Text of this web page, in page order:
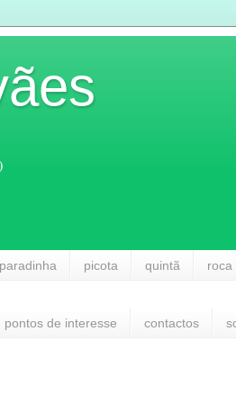
picota quintã roca
pontos de interesse contactos